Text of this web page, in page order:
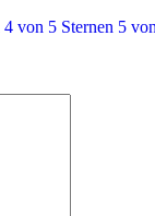
4 von 5 Sternen 5